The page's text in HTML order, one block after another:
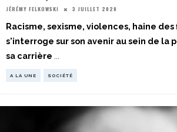
JÉRÉMY FELKOWSKI 3 JUILLET 2020
Racisme, sexisme, violences, haine des
s'interroge sur son avenir au sein de la
sa carrière
A LA UNE SOCIÉTÉ